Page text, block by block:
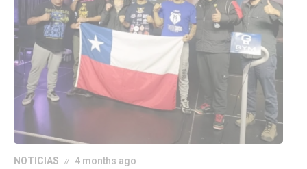
NOTICIAS 4 months ago